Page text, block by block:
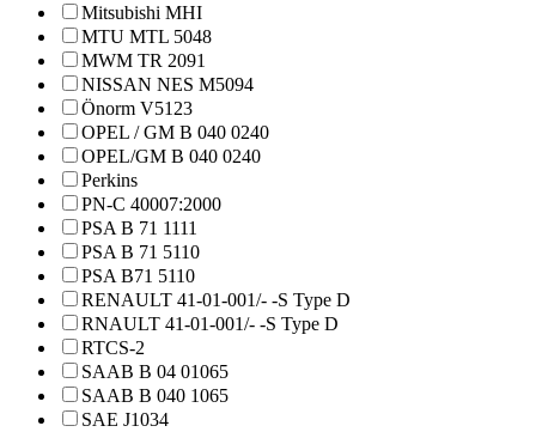
Mitsubishi MHI
MTU MTL 5048
MWM TR 2091
NISSAN NES M5094
Önorm V5123
OPEL / GM B 040 0240
OPEL/GM B 040 0240
Perkins
PN-C 40007:2000
PSA B 71 1111
PSA B 71 5110
PSA B71 5110
RENAULT 41-01-001/- -S Type D
RNAULT 41-01-001/- -S Type D
RTCS-2
SAAB B 04 01065
SAAB B 040 1065
SAE J1034